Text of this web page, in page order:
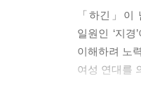
수진과 얼
치듯 짝, 소
---「여자가
「하긴」이
일원인 ‘지
이해하려 노
여성 연대를